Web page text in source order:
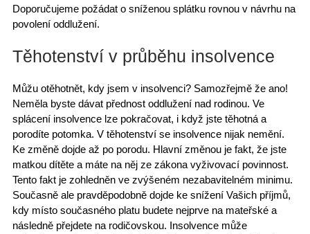
Doporučujeme požádat o sníženou splátku rovnou v návrhu na
povolení oddlužení.
Těhotenství v průběhu insolvence
Můžu otěhotnět, kdy jsem v insolvenci? Samozřejmě že ano!
Neměla byste dávat přednost oddlužení nad rodinou. Ve
splácení insolvence lze pokračovat, i když jste těhotná a
porodíte potomka. V těhotenství se insolvence nijak nemění.
Ke změně dojde až po porodu. Hlavní změnou je fakt, že jste
matkou dítěte a máte na něj ze zákona vyživovací povinnost.
Tento fakt je zohledněn ve zvýšeném nezabavitelném minimu.
Současně ale pravděpodobně dojde ke snížení Vašich příjmů,
kdy místo současného platu budete nejprve na mateřské a
následně přejdete na rodičovskou. Insolvence může